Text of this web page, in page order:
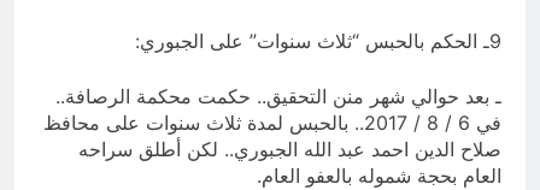
9ـ الحكم بالحبس “ثلاث سنوات” على الجبوري:
ـ بعد حوالي شهر منن التحقيق.. حكمت محكمة الرصافة..
في 6 / 8 / 2017.. بالحبس لمدة ثلاث سنوات على محافظ
صلاح الدين احمد عبد الله الجبوري.. لكن أطلق سراحه
العام بحجة شموله بالعفو العام.